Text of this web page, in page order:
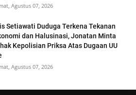
Agustus 07, 2026
Setiawati Duduga Terkena Tekanan
dan Halusinasi, Jonatan Minta
Kepolisian Priksa Atas Dugaan UU
Agustus 07, 2026